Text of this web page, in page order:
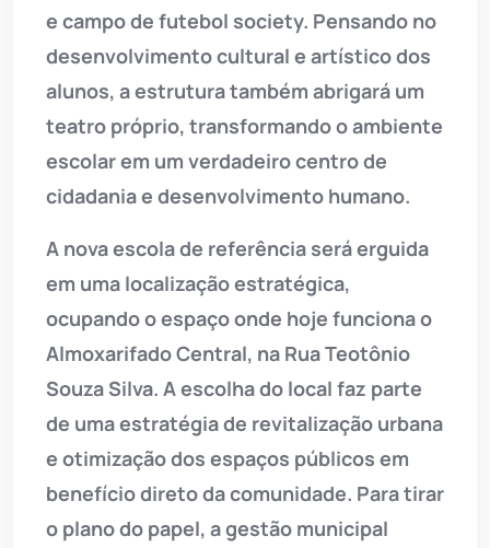
e campo de futebol society. Pensando no
desenvolvimento cultural e artístico dos
alunos, a estrutura também abrigará um
teatro próprio, transformando o ambiente
escolar em um verdadeiro centro de
cidadania e desenvolvimento humano.
A nova escola de referência será erguida
em uma localização estratégica,
ocupando o espaço onde hoje funciona o
Almoxarifado Central, na Rua Teotônio
Souza Silva. A escolha do local faz parte
de uma estratégia de revitalização urbana
e otimização dos espaços públicos em
benefício direto da comunidade. Para tirar
o plano do papel, a gestão municipal